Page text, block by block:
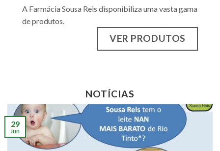
A Farmácia Sousa Reis disponibiliza uma vasta gama
de produtos.
VER PRODUTOS
NOTÍCIAS
29
Jun